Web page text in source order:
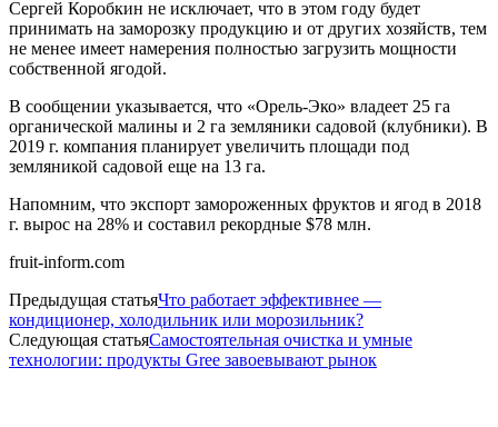
Сергей Коробкин не исключает, что в этом году будет
принимать на заморозку продукцию и от других хозяйств, тем
не менее имеет намерения полностью загрузить мощности
собственной ягодой.
В сообщении указывается, что «Орель-Эко» владеет 25 га
органической малины и 2 га земляники садовой (клубники). В
2019 г. компания планирует увеличить площади под
земляникой садовой еще на 13 га.
Напомним, что экспорт замороженных фруктов и ягод в 2018
г. вырос на 28% и составил рекордные $78 млн.
fruit-inform.com
Предыдущая статьяЧто работает эффективнее —
кондиционер, холодильник или морозильник?
Следующая статьяСамостоятельная очистка и умные
технологии: продукты Gree завоевывают рынок